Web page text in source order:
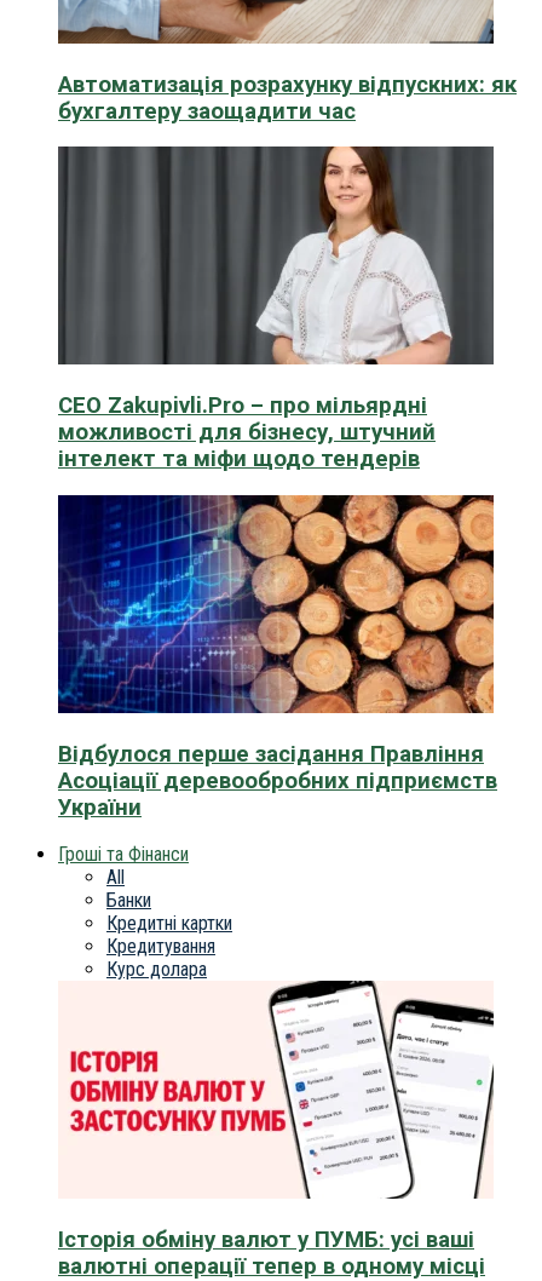
Автоматизація розрахунку відпускних: як
бухгалтеру заощадити час
CEO Zakupivli.Pro – про мільярдні
можливості для бізнесу, штучний
інтелект та міфи щодо тендерів
Відбулося перше засідання Правління
Асоціації деревообробних підприємств
України
Гроші та Фінанси
All
Банки
Кредитні картки
Кредитування
Курс долара
Історія обміну валют у ПУМБ: усі ваші
валютні операції тепер в одному місці